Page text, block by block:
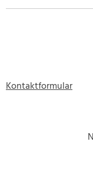
Kontaktformular